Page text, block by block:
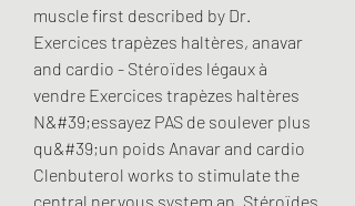
muscle first described by Dr.
Exercices trapèzes haltères, anavar
and cardio - Stéroïdes légaux à
vendre Exercices trapèzes haltères
N&#39;essayez PAS de soulever plus
qu&#39;un poids Anavar and cardio
Clenbuterol works to stimulate the
central nervous system an. Stéroïdes